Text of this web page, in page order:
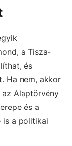
a Tisza-
és
Ha nem, akkor
Alaptörvény
és a
is a politikai